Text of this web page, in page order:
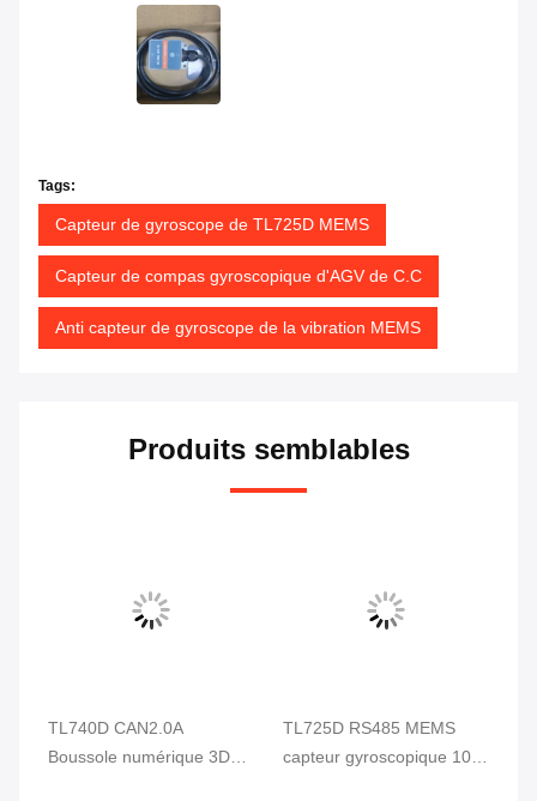
Tags:
Capteur de gyroscope de TL725D MEMS
Capteur de compas gyroscopique d'AGV de C.C
Anti capteur de gyroscope de la vibration MEMS
Produits semblables
TL740D CAN2.0A
Boussole numérique 3D
TL725D RS485 MEMS
capteur gyroscopique 100